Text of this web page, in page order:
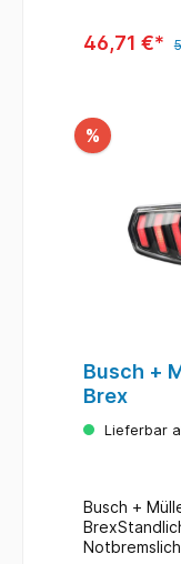
Race
besonders
Seitenstollen
mit der
46,71 €*
%
Busch +
Brex
Lieferbar
Busch +